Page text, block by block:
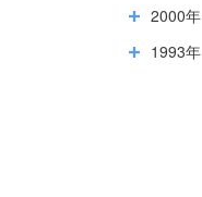
2000年
1993年